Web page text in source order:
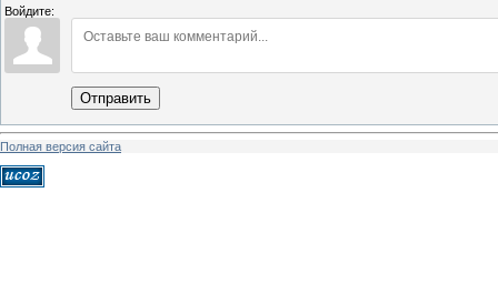
Войдите:
Отправить
Полная версия сайта